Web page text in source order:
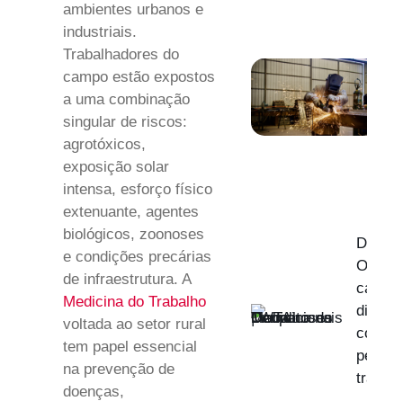
ambientes urbanos e
industriais.
Trabalhadores do
campo estão expostos
a uma combinação
singular de riscos:
agrotóxicos,
exposição solar
intensa, esforço físico
extenuante, agentes
biológicos, zoonoses
e condições precárias
de infraestrutura. A
Medicina do Trabalho
voltada ao setor rural
tem papel essencial
na prevenção de
doenças,
como
pele